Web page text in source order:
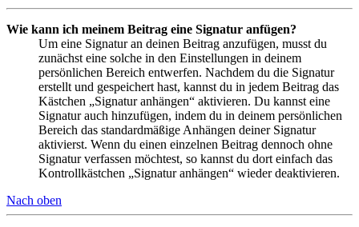
Wie kann ich meinem Beitrag eine Signatur anfügen?
Um eine Signatur an deinen Beitrag anzufügen, musst du
zunächst eine solche in den Einstellungen in deinem
persönlichen Bereich entwerfen. Nachdem du die Signatur
erstellt und gespeichert hast, kannst du in jedem Beitrag das
Kästchen „Signatur anhängen“ aktivieren. Du kannst eine
Signatur auch hinzufügen, indem du in deinem persönlichen
Bereich das standardmäßige Anhängen deiner Signatur
aktivierst. Wenn du einen einzelnen Beitrag dennoch ohne
Signatur verfassen möchtest, so kannst du dort einfach das
Kontrollkästchen „Signatur anhängen“ wieder deaktivieren.
Nach oben